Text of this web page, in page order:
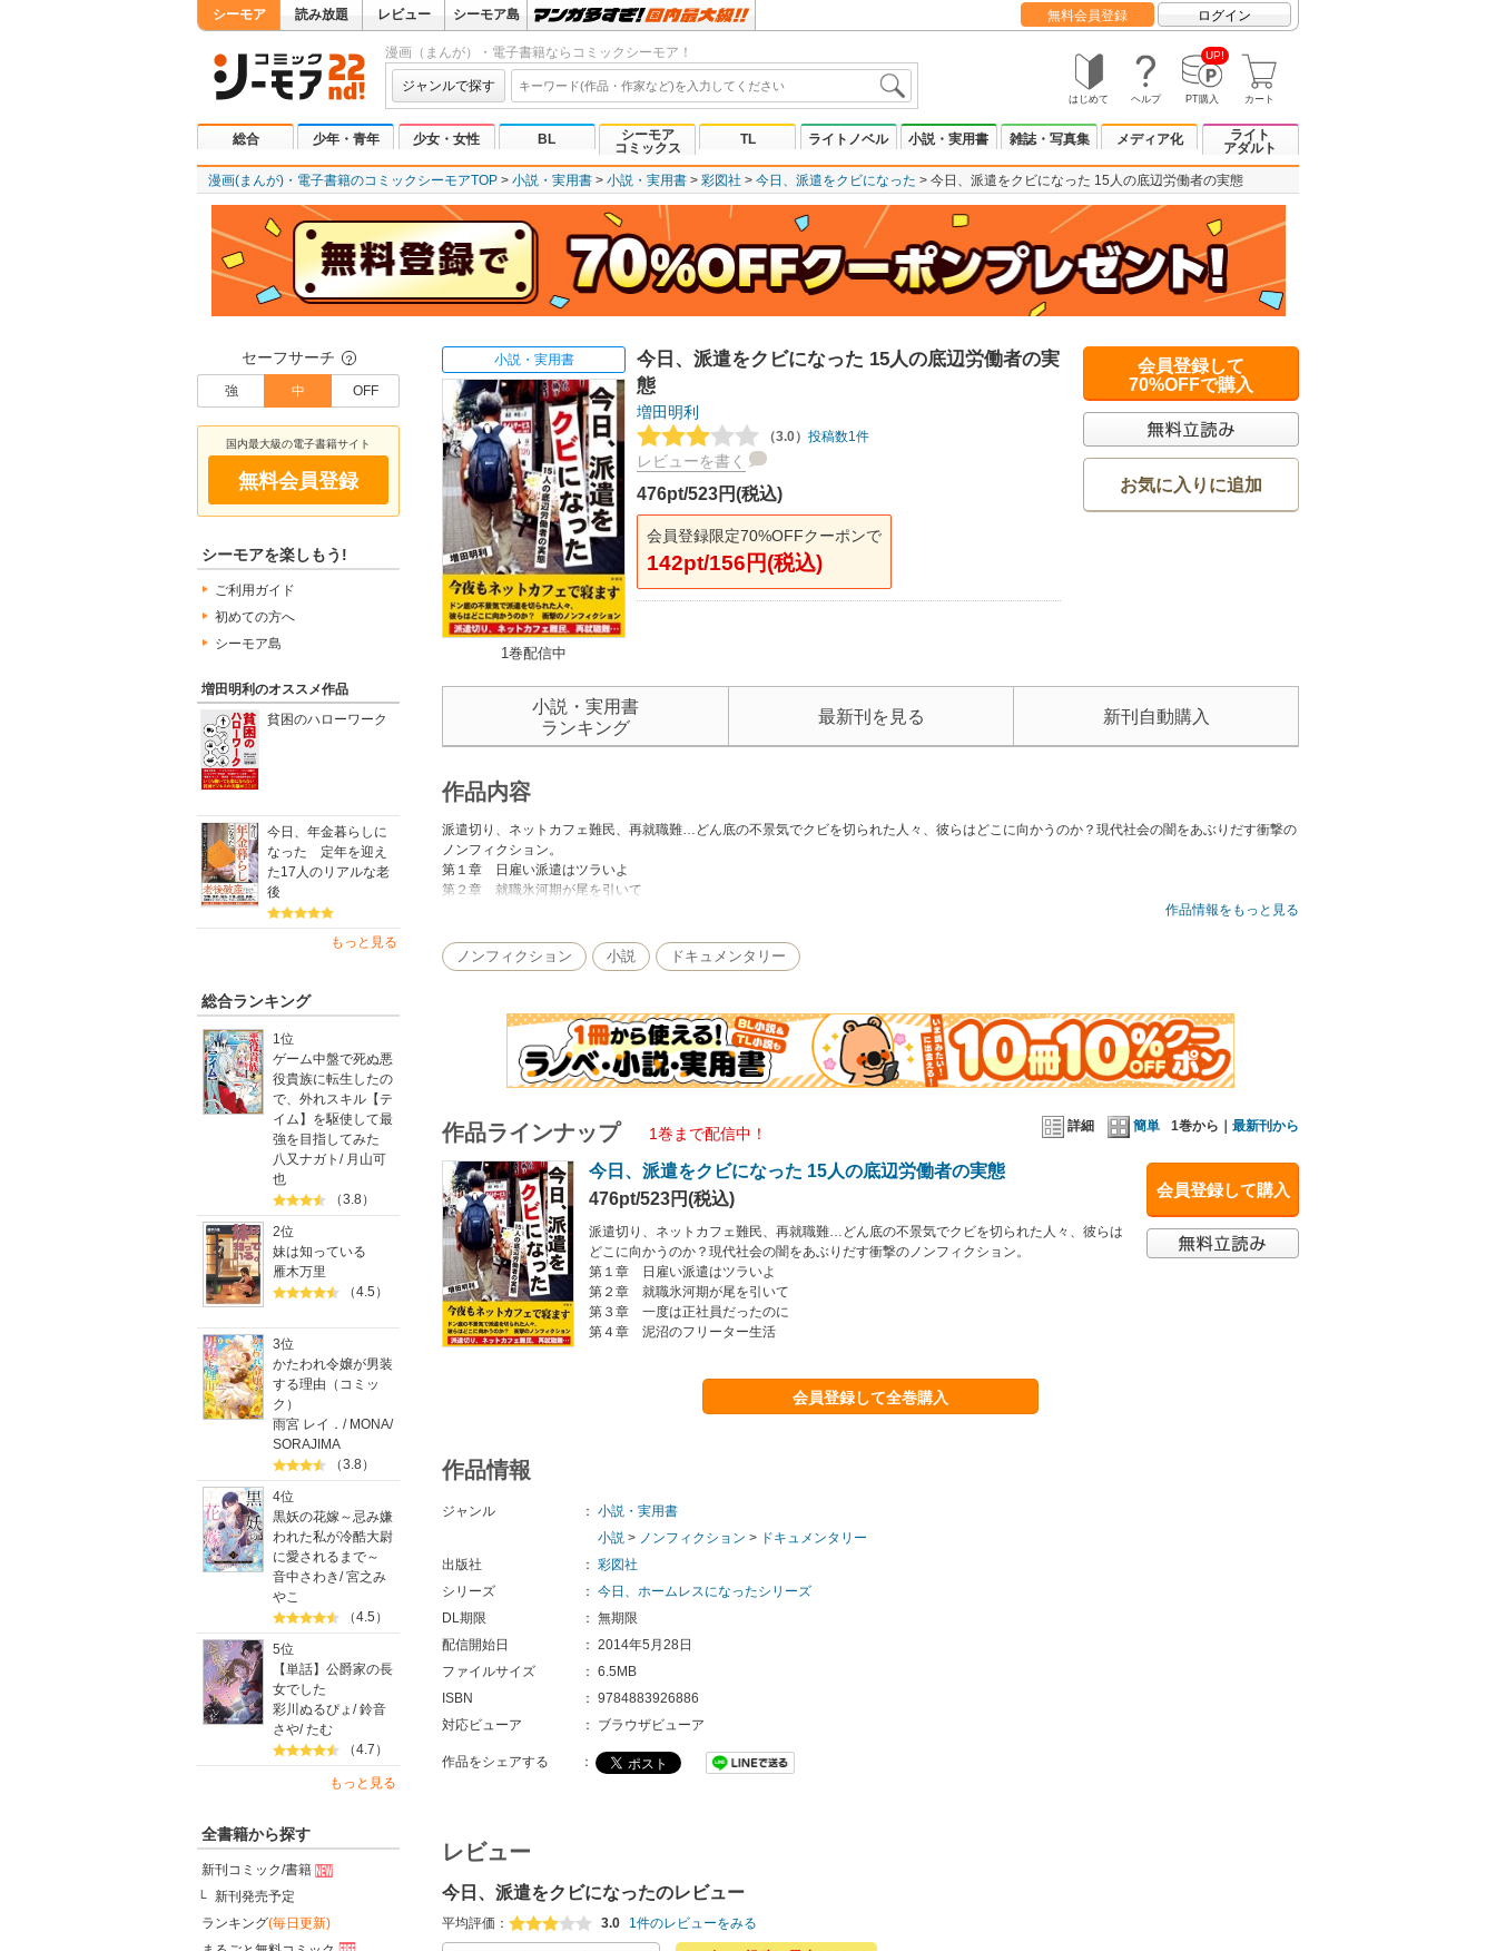
シーモア 読み放題 レビュー シーモア島 無料会員登録 ログイン
漫画（まんが）・電子書籍ならコミックシーモア！
ジャンルで探す
はじめて ヘルプ
UP!
PT購入 カート
総合 少年・青年 少女・女性 BL
シーモア
コミックス
TL ライトノベル 小説・実用書 雑誌・写真集 メディア化
ライト
アダルト
漫画(まんが)・電子書籍のコミックシーモアTOP 小説・実用書 小説・実用書 彩図社 今日、派遣をクビになった 今日、派遣をクビになった 15人の底辺労働者の実態
セーフサーチ ？
強 中 OFF
国内最大級の電子書籍サイト
無料会員登録
シーモアを楽しもう!
ご利用ガイド
初めての方へ
シーモア島
増田明利のオススメ作品
貧困のハローワーク
今日、年金暮らしに
なった 定年を迎え
た17人のリアルな老
後
もっと見る
総合ランキング
1位
ゲーム中盤で死ぬ悪
役貴族に転生したの
で、外れスキル【テ
イム】を駆使して最
強を目指してみた
八又ナガト / 月山可
也
（3.8）
2位
妹は知っている
雁木万里
（4.5）
3位
かたわれ令嬢が男装
する理由（コミッ
ク）
雨宮 レイ． / MONA/
SORAJIMA
（3.8）
4位
黒妖の花嫁～忌み嫌
われた私が冷酷大尉
に愛されるまで～
音中さわき/宮之み
やこ
（4.5）
5位
【単話】公爵家の長
女でした
彩川ぬるぴょ /鈴音
さや/たむ
（4.7）
もっと見る
全書籍から探す
新刊コミック/書籍
新刊発売予定
ランキング(毎日更新)
小説・実用書
1巻配信中
今日、派遣をクビになった 15人の底辺労働者の実
態
増田明利
（3.0） 投稿数1件
レビューを書く
476pt/523円(税込)
会員登録限定70%OFFクーポンで
142pt/156円(税込)
会員登録して
70%OFFで購入
お気に入りに追加
小説・実用書
ランキング
最新刊を見る 新刊自動購入
作品内容
派遣切り、ネットカフェ難民、再就職難…どん底の不景気でクビを切られた人々、彼らはどこに向かうのか？現代社会の闇をあぶりだす衝撃の
ノンフィクション。
第１章 日雇い派遣はツラいよ
第２章 就職氷河期が尾を引いて
作品情報をもっと見る
ノンフィクション 小説 ドキュメンタリー
詳細 簡単 1巻から｜ 最新刊から
作品ラインナップ 1巻まで配信中！
会員登録して購入
今日、派遣をクビになった 15人の底辺労働者の実態
476pt/523円(税込)
派遣切り、ネットカフェ難民、再就職難…どん底の不景気でクビを切られた人々、彼らは
どこに向かうのか？現代社会の闇をあぶりだす衝撃のノンフィクション。
第１章 日雇い派遣はツラいよ
第２章 就職氷河期が尾を引いて
第３章 一度は正社員だったのに
第４章 泥沼のフリーター生活
会員登録して全巻購入
作品情報
ジャンル ： 小説・実用書
小説 > ノンフィクション > ドキュメンタリー
出版社
： 彩図社
シリーズ
： 今日、ホームレスになったシリーズ
DL期限
： 無期限
配信開始日
： 2014年5月28日
ファイルサイズ
： 6.5MB
ISBN
： 9784883926886
対応ビューア
： ブラウザビューア
作品をシェアする ：
レビュー
今日、派遣をクビになったのレビュー
平均評価： 3.0 1件のレビューをみる